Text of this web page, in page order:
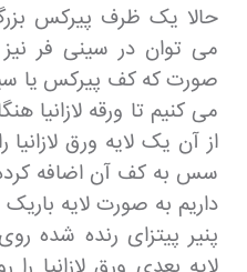
حالا یک ظرف پیرکس
می توان در سینی فر نیز
صورت که کف پیرکس یا
می کنیم تا ورقه لازانیا
از آن یک لایه ورق
سس به کف آن اضافه کرده
داریم به صورت لایه
پنیر پیتزای رنده شده